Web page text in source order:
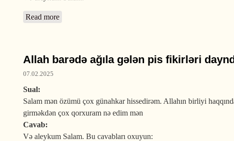
Read more
Allah barədə ağıla gələn pis fikirləri
07.02.2025
Sual:
Salam mən özümü çox günahkar hissedirəm. Allahın birliyi
girməkdən çox qorxuram nə edim mən
Cavab:
Və aleykum Salam. Bu cavabları oxuyun: